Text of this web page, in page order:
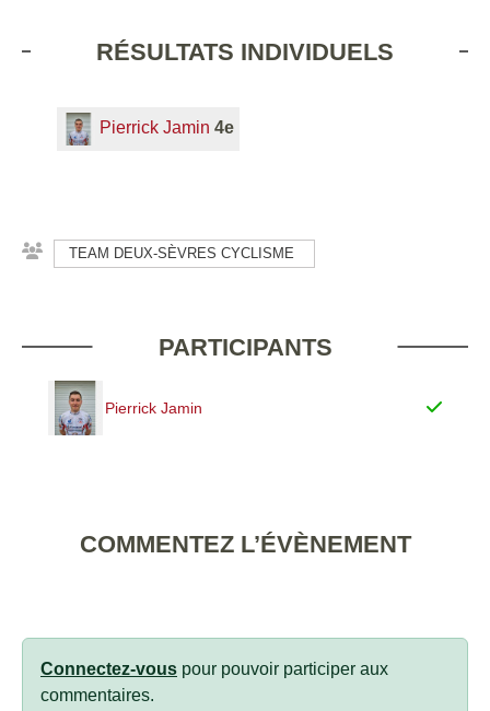
RÉSULTATS INDIVIDUELS
Pierrick Jamin 4e
TEAM DEUX-SÈVRES CYCLISME
PARTICIPANTS
Pierrick Jamin
COMMENTEZ L’ÉVÈNEMENT
Connectez-vous pour pouvoir participer aux
commentaires.